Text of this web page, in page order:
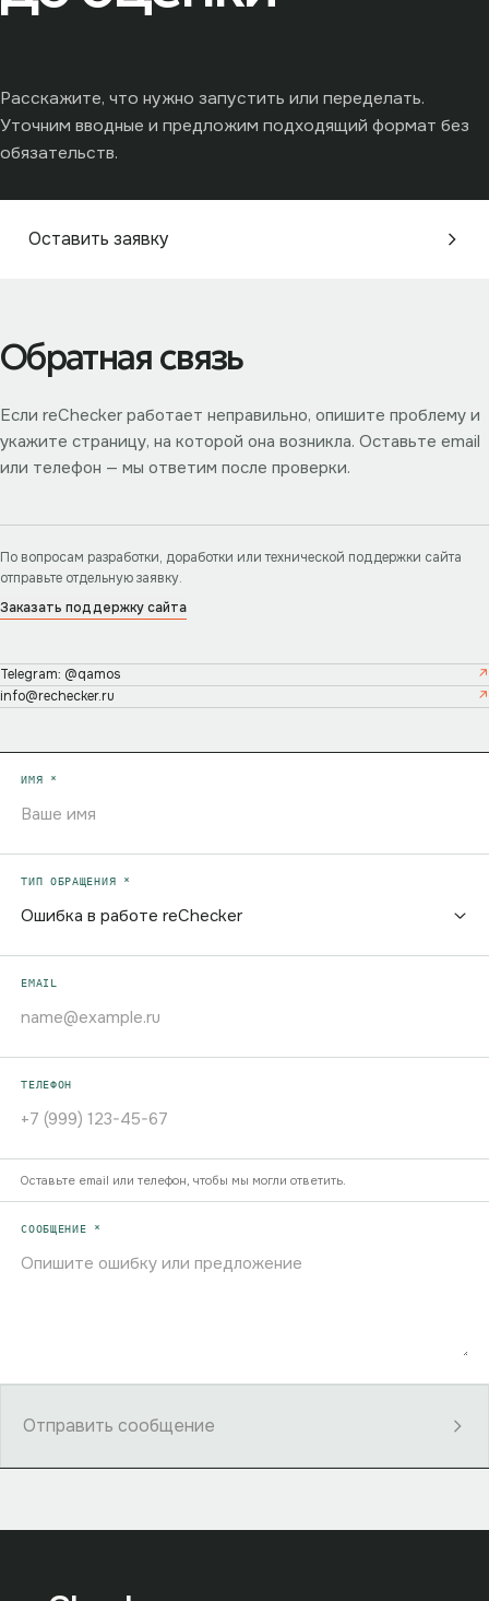
Расскажите, что нужно запустить или переделать.
Уточним вводные и предложим подходящий формат без
обязательств.
Оставить заявку
Обратная связь
Если reChecker работает неправильно, опишите проблему и
укажите страницу, на которой она возникла. Оставьте email
или телефон — мы ответим после проверки.
По вопросам разработки, доработки или технической поддержки сайта
отправьте отдельную заявку.
Заказать поддержку сайта
Telegram: @qamos
info@rechecker.ru
ИМЯ *
ТИП ОБРАЩЕНИЯ *
EMAIL
ТЕЛЕФОН
Оставьте email или телефон, чтобы мы могли ответить.
СООБЩЕНИЕ *
Отправить сообщение